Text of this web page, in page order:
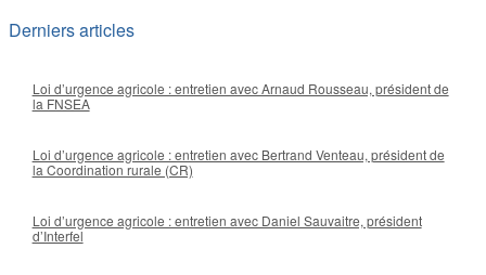
Derniers articles
Loi d’urgence agricole : entretien avec Arnaud Rousseau, président de
la FNSEA
Loi d’urgence agricole : entretien avec Bertrand Venteau, président de
la Coordination rurale (CR)
Loi d’urgence agricole : entretien avec Daniel Sauvaitre, président
d’Interfel